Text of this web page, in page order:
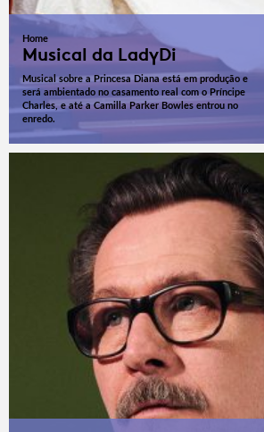
Home
Musical da LadyDi
Musical sobre a Princesa Diana está em produção e
será ambientado no casamento real com o Príncipe
Charles, e até a Camilla Parker Bowles entrou no
enredo.